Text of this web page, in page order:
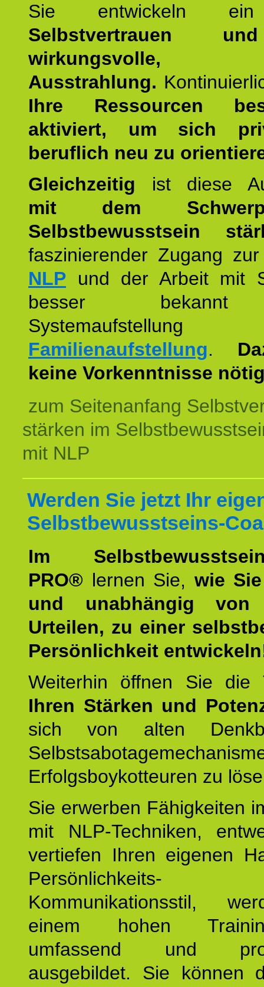
Sie entwickeln ein
Selbstvertrauen
wirkungsvolle,
Ausstrahlung.
Ihre Ressourcen
aktiviert, um sich
beruflich neu zu
Gleichzeitig ist diese
mit dem
Selbstbewusstsein
faszinierender Zugang
NLP und der Arbeit mit
besser
Familienaufstellung.
keine Vorkenntnisse
zum Seitenanfang
stärken im
mit NLP
Werden Sie jetzt Ihr
Selbstbewusstseins-
Im
PRO® lernen Sie, wie
und unabhängig von
Urteilen, zu einer
Persönlichkeit
Weiterhin öffnen Sie
Ihren Stärken und
sich von alten
Erfolgsboykotteuren zu
Sie erwerben Fähigkeiten
mit NLP-Techniken,
vertiefen Ihren eigenen
Kommunikationsstil,
einem hohen
umfassend und
ausgebildet. Sie können